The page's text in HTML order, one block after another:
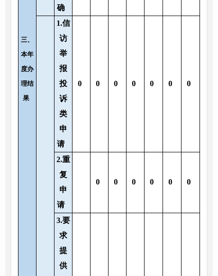
三、
本年
度办
理结
果
确
1.信
访
举
报
投
诉
类
申
请
0 0 0 0 0 0 0
2.重
复
申
请
0 0 0 0 0 0
3.要
求
提
供